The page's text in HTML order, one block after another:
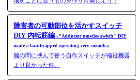
障害者の可動部位を活かすスイッチ
DIY-内転筋編 «"Adductor muscles switch" DIY
made a handicapped operating very smooth.»
腿の間に挟んで使う自作スイッチが福祉機器
より良かった件。